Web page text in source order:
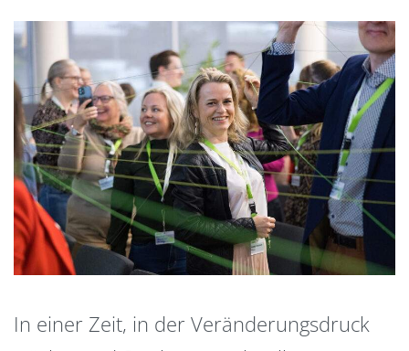
In einer Zeit, in der Veränderungsdruck